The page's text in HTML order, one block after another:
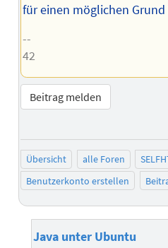
für einen möglichen
--
42
Beitrag melden
Übersicht alle Foren
Benutzerkonto erstellen
Java unter Ubuntu